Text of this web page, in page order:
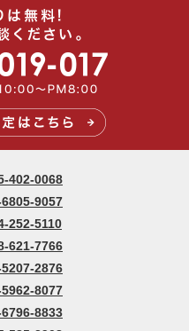
402-0068
9057
252-5110
621-7766
2876
8077
8833